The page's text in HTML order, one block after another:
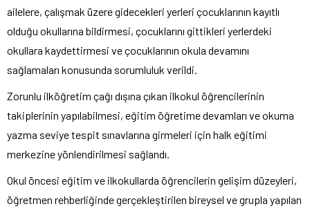
ailelere, çalışmak üzere gidecekleri yerleri çocuklarının kayıtlı
olduğu okullarına bildirmesi, çocuklarını gittikleri yerlerdeki
okullara kaydettirmesi ve çocuklarının okula devamını
sağlamaları konusunda sorumluluk verildi.
Zorunlu ilköğretim çağı dışına çıkan ilkokul öğrencilerinin
takiplerinin yapılabilmesi, eğitim öğretime devamları ve okuma
yazma seviye tespit sınavlarına girmeleri için halk eğitimi
merkezine yönlendirilmesi sağlandı.
Okul öncesi eğitim ve ilkokullarda öğrencilerin gelişim düzeyleri,
öğretmen rehberliğinde gerçekleştirilen bireysel ve grupla yapılan